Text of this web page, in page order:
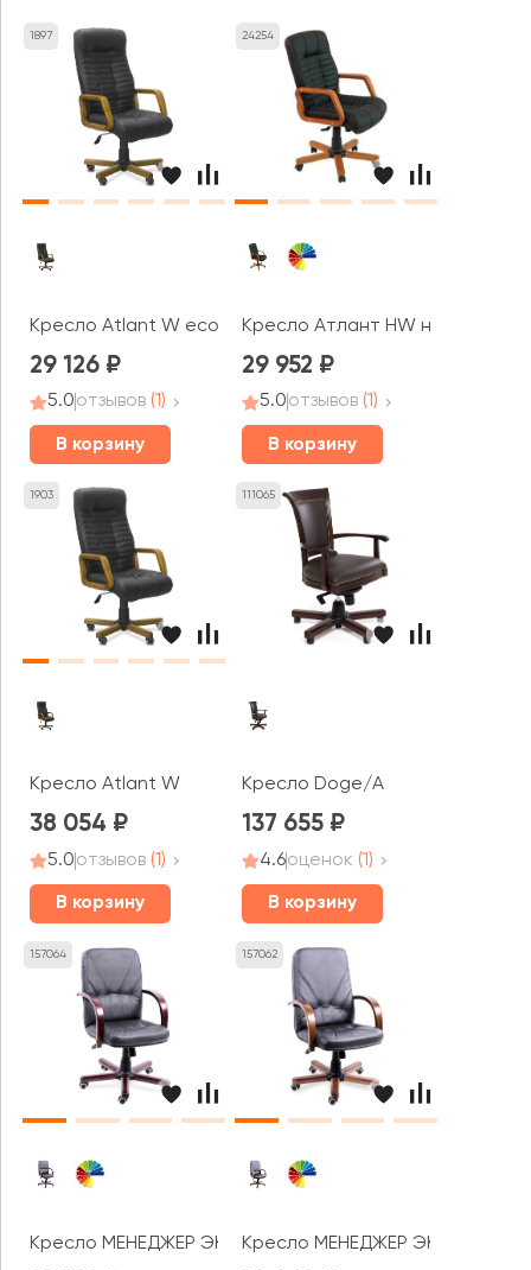
1897
Кресло Atlant W есо
29 126
5.0отзывов (1)
В корзину
24254
Кресло Атлант HW низкая
29 952
5.0отзывов (1)
В корзину
1903
Кресло Atlant W
38 054
5.0отзывов (1)
В корзину
111065
Кресло Doge/A
137 655
4.6оценок (1)
В корзину
157064
Кресло МЕНЕДЖЕР ЭКСТРА КОРОТКИЙ
157062
Кресло МЕНЕДЖЕР ЭКСТРА